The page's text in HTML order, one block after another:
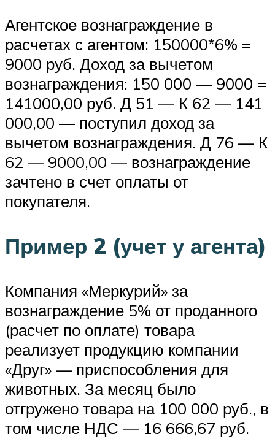
Агентское вознаграждение в
расчетах с агентом: 150000*6% =
9000 руб. Доход за вычетом
вознаграждения: 150 000 — 9000 =
141000,00 руб. Д 51 — К 62 — 141
000,00 — поступил доход за
вычетом вознаграждения. Д 76 — К
62 — 9000,00 — вознаграждение
зачтено в счет оплаты от
покупателя.
Пример 2 (учет у агента)
Компания «Меркурий» за
вознаграждение 5% от проданного
(расчет по оплате) товара
реализует продукцию компании
«Друг» — приспособления для
животных. За месяц было
отгружено товара на 100 000 руб., в
том числе НДС — 16 666,67 руб.